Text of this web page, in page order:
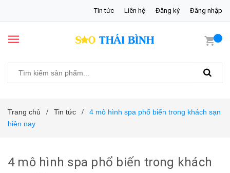
Tin tức Liên hệ Đăng ký Đăng nhập
Trang chủ / Tin tức /
4 mô hình spa phổ biến trong khách sạn
hiện nay
4 mô hình spa phổ biến trong khách